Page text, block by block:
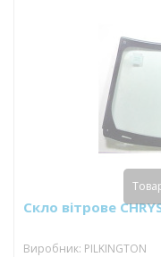
Скло вітрове
Виробник: PILKINGTON